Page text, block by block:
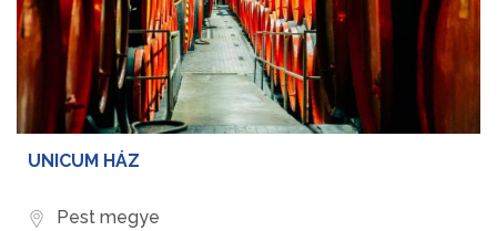
UNICUM HÁZ
Pest megye